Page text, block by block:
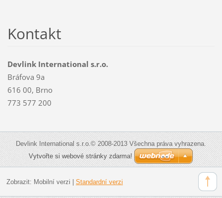
Kontakt
Devlink International s.r.o.
Bráfova 9a
616 00, Brno
773 577 200
Devlink International s.r.o.© 2008-2013 Všechna práva vyhrazena.
Vytvořte si webové stránky zdarma!
Zobrazit: Mobilní verzi Standardní verzi